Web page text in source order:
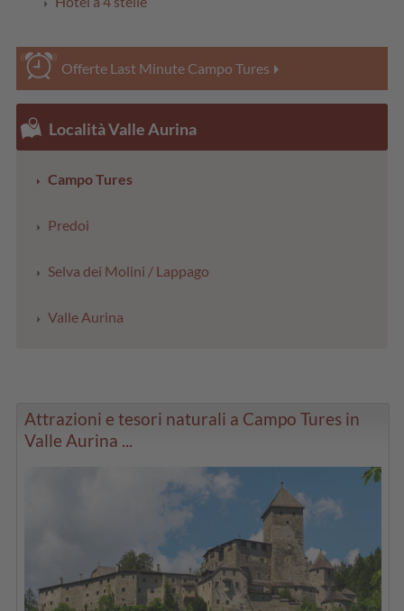
Offerte Last Minute Campo Tures
Località Valle Aurina
Campo Tures
Predoi
Selva dei Molini / Lappago
Valle Aurina
Attrazioni e tesori naturali a Campo Tures in
Valle Aurina ...